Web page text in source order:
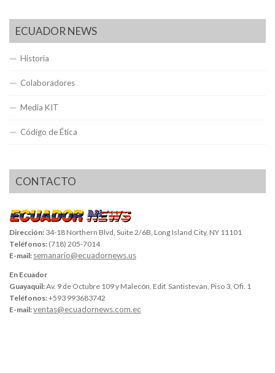
ECUADOR NEWS
Historia
Colaboradores
Media KIT
Código de Ética
CONTACTO
Dirección: 34-18 Northern Blvd, Suite 2/6B, Long Island City, NY 11101
Teléfonos: (718) 205-7014
E-mail: semanario@ecuadornews.us
En Ecuador
Guayaquil:Av. 9 de Octubre 109 y Malecón, Edif. Santistevan, Piso 3, Ofi. 1
Teléfonos:+593 993683742
E-mail:ventas@ecuadornews.com.ec